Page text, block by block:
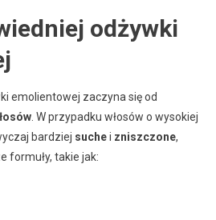
odżywki
emolientowej zaczyna się od
. W przypadku włosów o wysokiej
bardziej suchei zniszczone,
formuły, takie jak: